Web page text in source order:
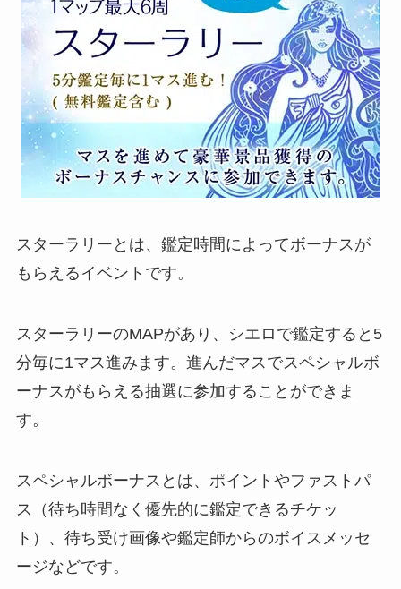
スターラリーとは、鑑定時間によってボーナスが
もらえるイベントです。
スターラリーのMAPがあり、シエロで鑑定すると5
分毎に1マス進みます。進んだマスでスペシャルボ
ーナスがもらえる抽選に参加することができま
す。
スペシャルボーナスとは、ポイントやファストパ
ス（待ち時間なく優先的に鑑定できるチケッ
ト）、待ち受け画像や鑑定師からのボイスメッセ
ージなどです。